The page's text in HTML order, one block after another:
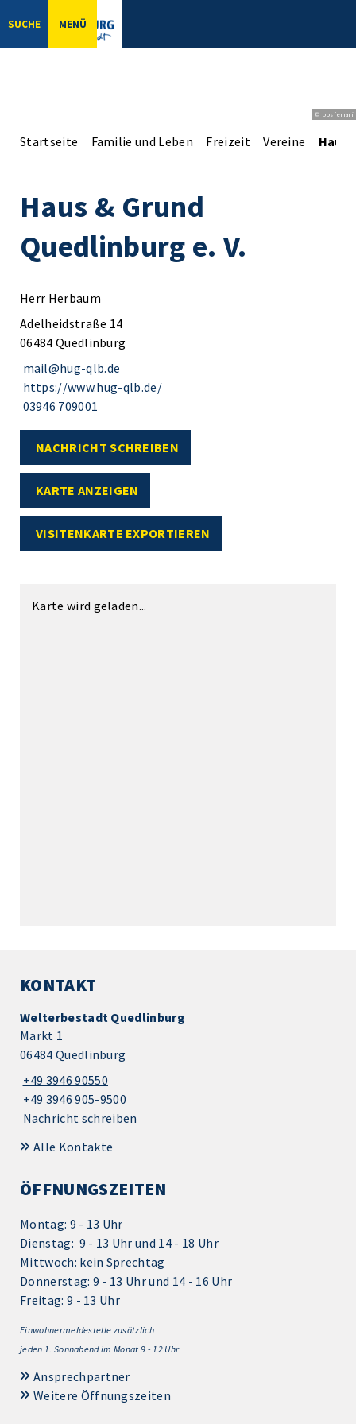
SUCHE MENÜ
© bbsferrari
Startseite Familie und Leben Freizeit Vereine Haus
Haus & Grund
Quedlinburg e. V.
Herr Herbaum
Adelheidstraße 14
06484 Quedlinburg
mail@hug-qlb.de
https://www.hug-qlb.de/
03946 709001
NACHRICHT SCHREIBEN
KARTE ANZEIGEN
VISITENKARTE EXPORTIEREN
Karte wird geladen...
KONTAKT
Welterbestadt Quedlinburg
Markt 1
06484 Quedlinburg
+49 3946 90550
+49 3946 905-9500
Nachricht schreiben
Alle Kontakte
ÖFFNUNGSZEITEN
Montag: 9 - 13 Uhr
Dienstag: 9 - 13 Uhr und 14 - 18 Uhr
Mittwoch: kein Sprechtag
Donnerstag: 9 - 13 Uhr und 14 - 16 Uhr
Freitag: 9 - 13 Uhr
Einwohnermeldestelle zusätzlich
jeden 1. Sonnabend im Monat 9 - 12 Uhr
Ansprechpartner
Weitere Öffnungszeiten